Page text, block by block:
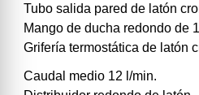
Tubo salida pared de latón
Mango de ducha redondo de
Grifería termostática de latón
Caudal medio 12 l/min.